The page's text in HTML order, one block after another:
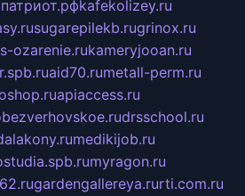
kafekolizey.ru
sugarepilekb.rugrinox.ru
ozarenie.rukameryjooan.ru
aid70.rumetall-perm.ru
apiaccess.ru
bezverhovskoe.rudrsschool.ru
medikijob.ru
myragon.ru
gardengallereya.rurti.com.ru